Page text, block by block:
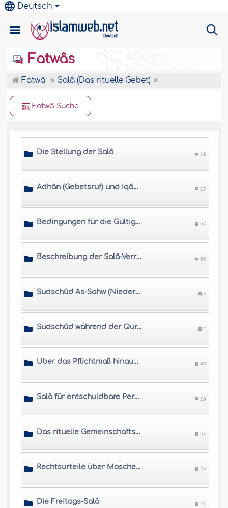
Deutsch
Fatwâs
Fatwâ Salâ (Das rituelle Gebet)
Fatwâ-Suche
Die Stellung der Salâ 42
Adhân (Gebetsruf) und Iqâma (Ruf zum Gebetsbeginn) 17
Bedingungen für die Gültigkeit der Salâ 57
Beschreibung der Salâ-Verrichtung 56
Sudschûd As-Sahw (Niederwerfung für Vergesslichkeiten) 4
Sudschûd während der Qurân-Lesung und Sudschûd aus Dankbarkeit 2
Über das Pflichtmaß hinausgehende rituelle Gebete 33
Salâ für entschuldbare Personen 19
Das rituelle Gemeinschaftsgebet 51
Rechtsurteile über Moscheen und Orte für die Salâ 25
Die Freitags-Salâ 21